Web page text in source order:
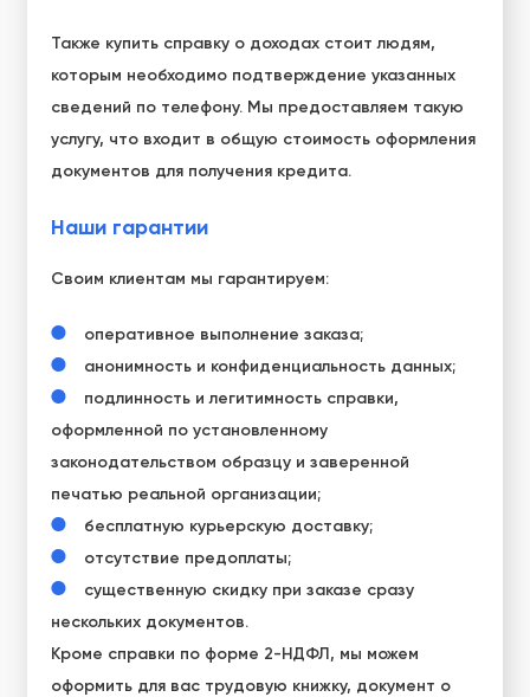
Также купить справку о доходахстоит людям,
которым необходимо подтверждение указанных
сведений по телефону. Мы предоставляем такую
услугу, что входит в общую стоимость оформления
документов для получения кредита.
Наши гарантии
Своим клиентам мы гарантируем:
оперативное выполнение заказа;
анонимность и конфиденциальность данных;
подлинность и легитимность справки,
оформленной по установленному
законодательством образцу и заверенной
печатью реальной организации;
бесплатную курьерскую доставку;
отсутствие предоплаты;
существенную скидку при заказе сразу
нескольких документов.
Кроме справки по форме 2-НДФЛ, мы можем
оформить для вас трудовую книжку, документ о